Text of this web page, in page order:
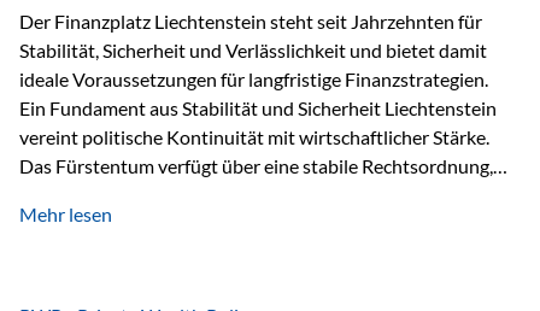
Der Finanzplatz Liechtenstein steht seit Jahrzehnten für
Stabilität, Sicherheit und Verlässlichkeit und bietet damit
ideale Voraussetzungen für langfristige Finanzstrategien.
Ein Fundament aus Stabilität und Sicherheit Liechtenstein
vereint politische Kontinuität mit wirtschaftlicher Stärke.
Das Fürstentum verfügt über eine stabile Rechtsordnung,
monarchischen Elementen basiert. Diese Struktur schafft
Mehr lesen